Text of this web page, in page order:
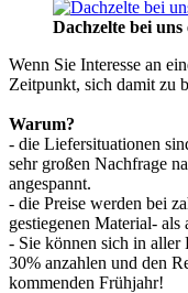
Dachzelte bei uns
Wenn Sie Interesse an
Zeitpunkt, sich damit zu
Warum?
- die Liefersituationen
sehr großen Nachfrage
angespannt.
- die Preise werden bei
gestiegenen Material-
- Sie können sich in aller
30% anzahlen und den
kommenden Frühjahr!